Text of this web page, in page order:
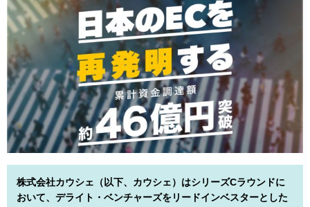
株式会社カウシェ（以下、カウシェ）はシリーズCラウンドに
おいて、デライト・ベンチャーズをリードインベスターとした